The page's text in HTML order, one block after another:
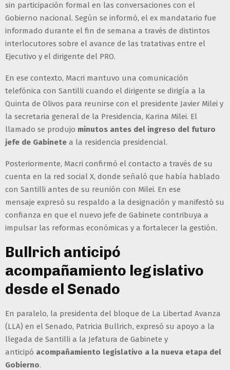
sin participación formal en las conversaciones con el
Gobierno nacional. Según se informó, el ex mandatario fue
informado durante el fin de semana a través de distintos
interlocutores sobre el avance de las tratativas entre el
Ejecutivo y el dirigente del PRO.
En ese contexto, Macri mantuvo una comunicación
telefónica con Santilli cuando el dirigente se dirigía a la
Quinta de Olivos para reunirse con el presidente Javier Milei y
la secretaria general de la Presidencia, Karina Milei. El
llamado se produjo minutos antes del ingreso del futuro
jefe de Gabinete a la residencia presidencial.
Posteriormente, Macri confirmó el contacto a través de su
cuenta en la red social X, donde señaló que había hablado
con Santilli antes de su reunión con Milei. En ese
mensaje expresó su respaldo a la designación y manifestó su
confianza en que el nuevo jefe de Gabinete contribuya a
impulsar las reformas económicas y a fortalecer la gestión.
Bullrich anticipó
acompañamiento legislativo
desde el Senado
En paralelo, la presidenta del bloque de La Libertad Avanza
(LLA) en el Senado, Patricia Bullrich, expresó su apoyo a la
llegada de Santilli a la Jefatura de Gabinete y
anticipó acompañamiento legislativo a la nueva etapa del
Gobierno.